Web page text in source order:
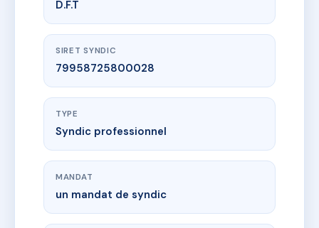
D.F.T
SIRET SYNDIC
79958725800028
TYPE
Syndic professionnel
MANDAT
un mandat de syndic